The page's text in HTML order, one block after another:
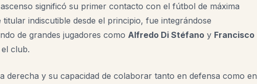
ascenso significó su primer contacto con el fútbol de máxima
indiscutible desde el principio, fue integrándose
de grandes jugadores como Alfredo Di Stéfano y Francisco
club.
derecha y su capacidad de colaborar tanto en defensa como en